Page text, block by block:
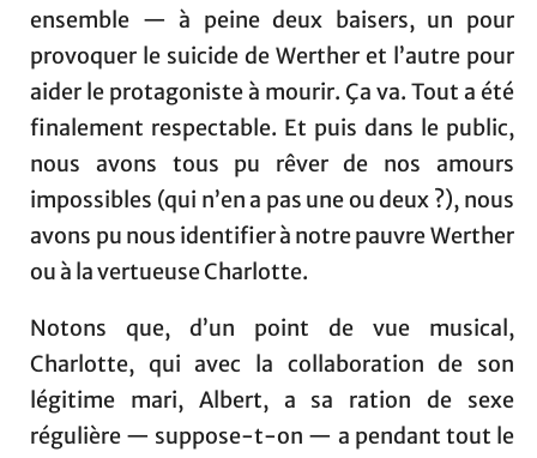
ensemble — à peine deux baisers, un pour
provoquer le suicide de Werther et l’autre pour
aider le protagoniste à mourir. Ça va. Tout a été
finalement respectable. Et puis dans le public,
nous avons tous pu rêver de nos amours
impossibles (qui n’en a pas une ou deux ?), nous
avons pu nous identifier à notre pauvre Werther
ou à la vertueuse Charlotte.
Notons que, d’un point de vue musical,
Charlotte, qui avec la collaboration de son
légitime mari, Albert, a sa ration de sexe
régulière — suppose-t-on — a pendant tout le